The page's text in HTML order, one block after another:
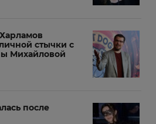
стычки с
Михайловой
после